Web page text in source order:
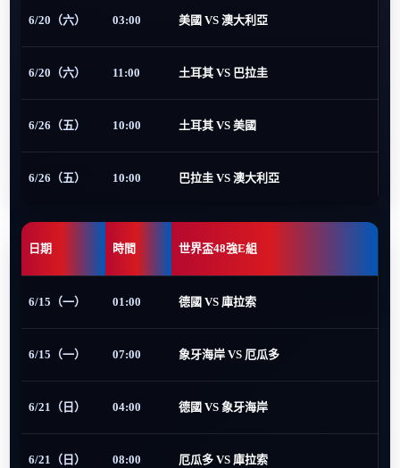
6/20（六） 03:00 美國 VS 澳大利亞
6/20（六） 11:00 土耳其 VS 巴拉圭
6/26（五） 10:00 土耳其 VS 美國
6/26（五） 10:00 巴拉圭 VS 澳大利亞
日期 時間 世界盃48強E組
6/15（一） 01:00 德國 VS 庫拉索
6/15（一） 07:00 象牙海岸 VS 厄瓜多
6/21（日） 04:00 德國 VS 象牙海岸
6/21（日） 08:00 厄瓜多 VS 庫拉索